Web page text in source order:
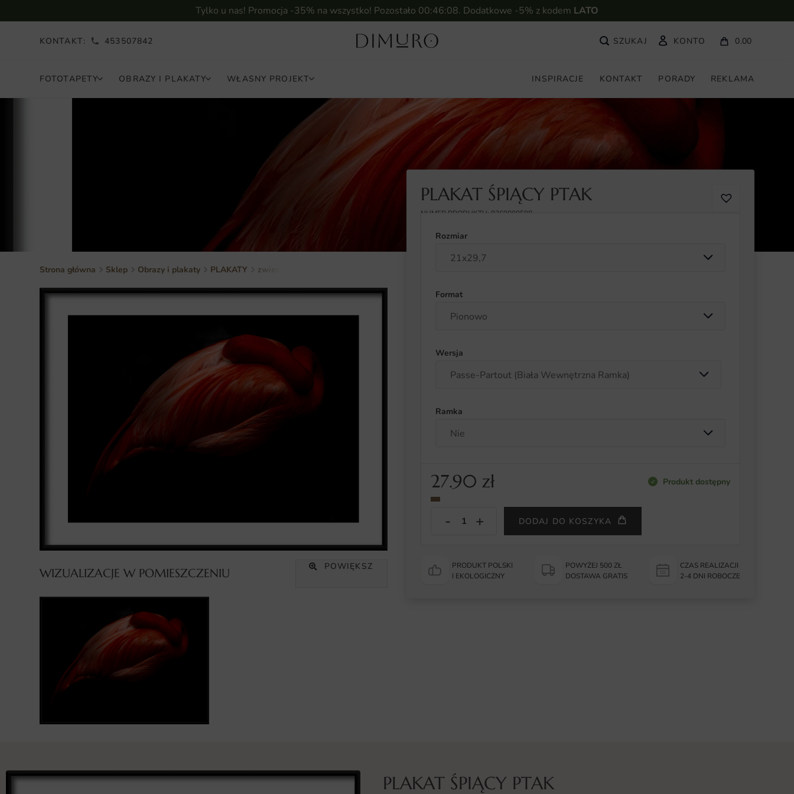
Tylko u nas! Promocja -35% na wszystko! Pozostało 00:46:07. Dodatkowe -5% z kodem LATO
KONTAKT: 453507842 KONTO 0.00
FOTOTAPETY OBRAZY I PLAKATY WŁASNY PROJEKT INSPIRACJE KONTAKT PORADY REKLAMA
Strona główna Sklep Obrazy i plakaty PLAKATY zwierzęta
WIZUALIZACJE W POMIESZCZENIU POWIĘKSZ
PLAKAT ŚPIĄCY PTAK
NUMER PRODUKTU: 9269800598
Rozmiar
Format
Wersja
Ramka
27.90 zł Produkt dostępny
DODAJ DO KOSZYKA
PRODUKT POLSKI
I EKOLOGICZNY
POWYŻEJ 500 ZŁ
DOSTAWA GRATIS
CZAS REALIZACJI
2-4 DNI ROBOCZE
PLAKAT ŚPIĄCY PTAK